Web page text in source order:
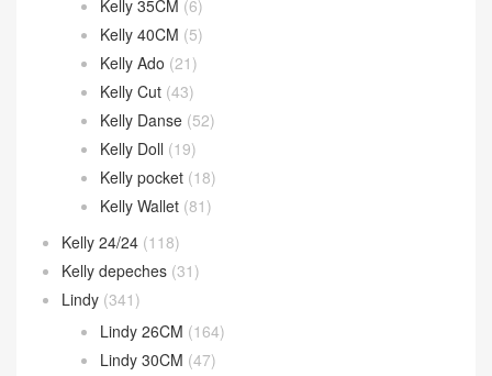
Halzan(46)
Halzan 25cm (9)
Halzan 31cm(7)
Halzan Mini(30)
Herbag(28)
In the-loop (14)
Jige Elan(44)
Jypsiere(9)
kelly(1,383)
Kelly 25CM
Kelly 28CM(350)
Kelly 32CM(55)